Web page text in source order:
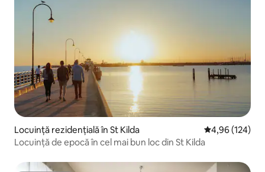
Locuință rezidențială în St Kilda Scor mediu de
4,96 (124)
Locuință de epocă în cel mai bun loc din St Kilda